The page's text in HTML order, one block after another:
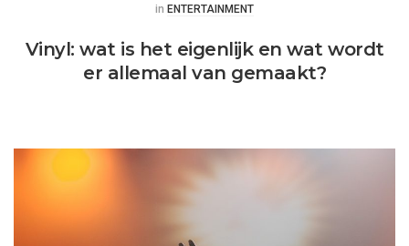
Posted
in ENTERTAINMENT
Vinyl: wat is het eigenlijk en wat wordt
er allemaal van gemaakt?